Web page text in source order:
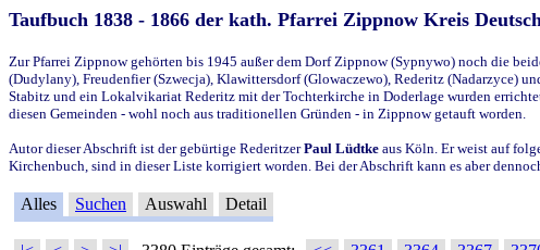
Taufbuch 1838 - 1866 der kath. Pfarrei Zippnow Kreis
Zur Pfarrei Zippnow gehörten bis 1945 außer dem Dorf Zippnow (Sypnywo) noch die
(Dudylany), Freudenfier (Szwecja), Klawittersdorf (Glowaczewo), Rederitz (Nadarzyce)
Stabitz und ein Lokalvikariat Rederitz mit der Tochterkirche in Doderlage wurden
diesen Gemeinden - wohl noch aus traditionellen Gründen - in Zippnow getauft worden.
Autor dieser Abschrift ist der gebürtige RederitzerPaul Lüdtke aus Köln. Er weist auf
Kirchenbuch, sind in dieser Liste korrigiert worden. Bei der Abschrift kann es aber
Alles Suchen Auswahl Detail